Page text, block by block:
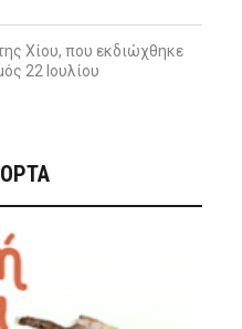
Χίου, που εκδιώχθηκε
22 Ιουλίου